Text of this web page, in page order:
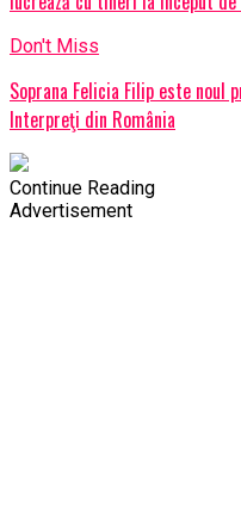
Don't Miss
Soprana Felicia Filip este noul
Interpreţi din România
Continue Reading
Advertisement